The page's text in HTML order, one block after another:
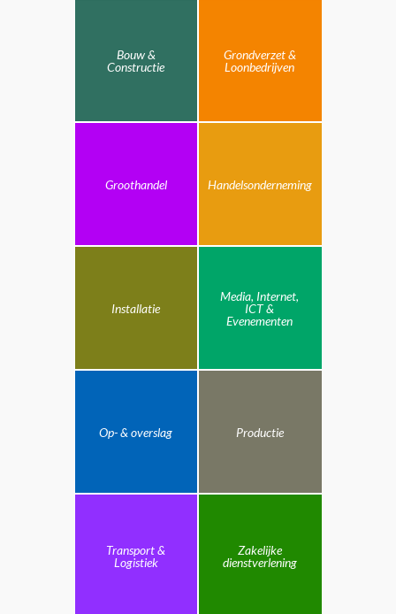
Bouw &
Constructie
Grondverzet &
Loonbedrijven
Groothandel Handelsonderneming
Installatie
Media, Internet,
ICT &
Evenementen
Op- & overslag Productie
Transport &
Logistiek
Zakelijke
dienstverlening